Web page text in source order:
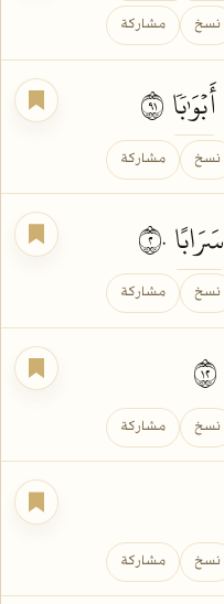
نسخ مشاركة
أَبۡوَٰبٗا
نسخ مشاركة
سَرَابًا
نسخ مشاركة
نسخ مشاركة
نسخ مشاركة